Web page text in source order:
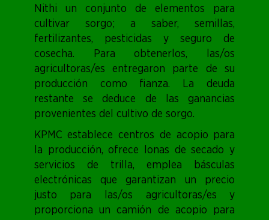
Nithi un conjunto de elementos para
cultivar sorgo; a saber, semillas,
fertilizantes, pesticidas y seguro de
cosecha. Para obtenerlos, las/os
agricultoras/es entregaron parte de su
producción como fianza. La deuda
restante se deduce de las ganancias
provenientes del cultivo de sorgo.
KPMC establece centros de acopio para
la producción, ofrece lonas de secado y
servicios de trilla, emplea básculas
electrónicas que garantizan un precio
justo para las/os agricultoras/es y
proporciona un camión de acopio para